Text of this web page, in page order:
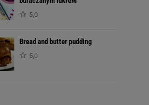
5,0
Bread and butter pudding
5,0